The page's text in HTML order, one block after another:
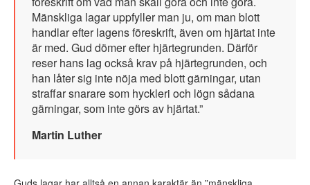
Mänskliga lagar uppfyller man ju, om man blott
handlar efter lagens föreskrift, även om hjärtat inte
är med. Gud dömer efter hjärtegrunden. Därför
reser hans lag också krav på hjärtegrunden, och
han låter sig inte nöja med blott gärningar, utan
straffar snarare som hyckleri och lögn sådana
gärningar, som inte görs av hjärtat.”
Martin Luther